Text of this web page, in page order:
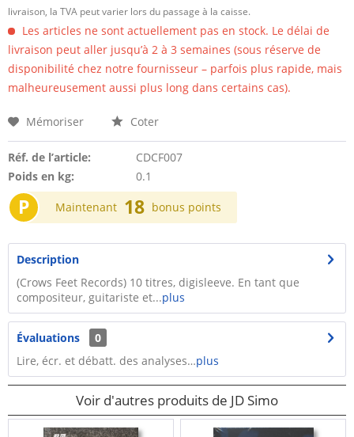
livraison, la TVA peut varier lors du passage à la caisse.
Les articles ne sont actuellement pas en stock. Le délai de
livraison peut aller jusqu’à 2 à 3 semaines (sous réserve de
disponibilité chez notre fournisseur – parfois plus rapide, mais
malheureusement aussi plus long dans certains cas).
Mémoriser Coter
Réf. de l’article:
CDCF007
Poids en kg:
0.1
P Maintenant 18 bonus points
Description
(Crows Feet Records) 10 titres, digisleeve. En tant que
compositeur, guitariste et...plus
Évaluations
0
Lire, écr. et débatt. des analyses…plus
Voir d'autres produits de JD Simo